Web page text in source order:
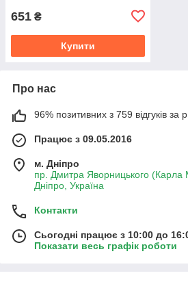
651 ₴
Купити
Про нас
96% позитивних з 759 відгуків за
Працює з 09.05.2016
м. Дніпро
пр. Дмитра Яворницького (Карла
Дніпро, Україна
Контакти
Сьогодні працює з 10:00 до
Показати весь графік роботи